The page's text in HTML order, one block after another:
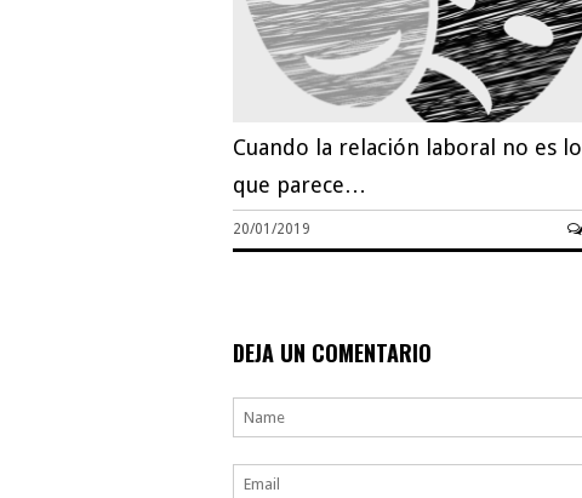
Cuando la relación laboral no es lo
que parece…
20/01/2019
DEJA UN COMENTARIO